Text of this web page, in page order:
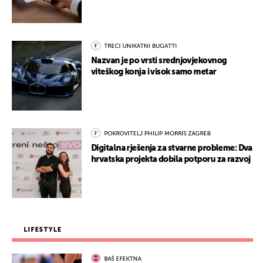
TREĆI UNIKATNI BUGATTI
Nazvan je po vrsti srednjovjekovnog
viteškog konja i visok samo metar
POKROVITELJ PHILIP MORRIS ZAGREB
Digitalna rješenja za stvarne probleme: Dva
hrvatska projekta dobila potporu za razvoj
LIFESTYLE
BAŠ EFEKTNA